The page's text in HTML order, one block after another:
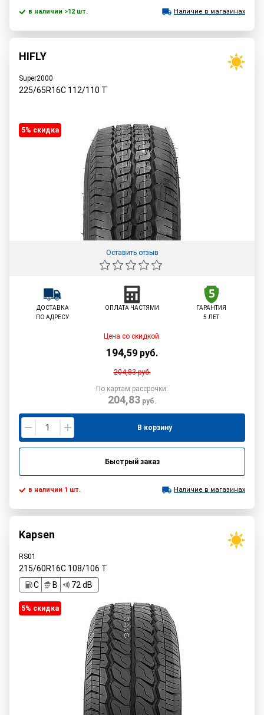
в наличии >12 шт. Наличие в магазинах
HIFLY
Super2000
225/65R16C 112/110 T
5% cкидка
Оставить отзыв
ДОСТАВКА
ПО АДРЕСУ
ОПЛАТА ЧАСТЯМИ
ГАРАНТИЯ
5 ЛЕТ
Цена со скидкой:
194,59 руб.
204,83руб.
По картам рассрочки:
204,83руб.
В корзину
Быстрый заказ
в наличии 1 шт. Наличие в магазинах
Kapsen
RS01
215/60R16C 108/106 T
C
B 72 dB
5% cкидка